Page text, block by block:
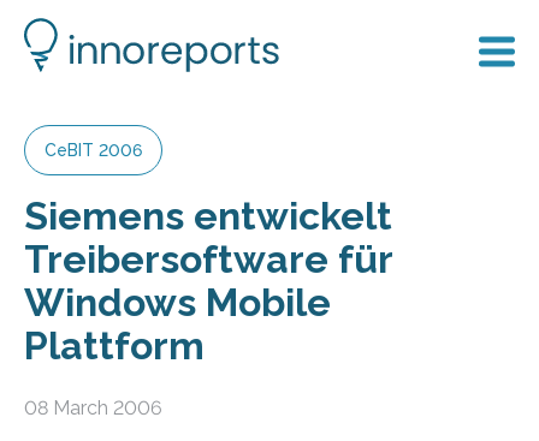
CeBIT 2006
Siemens entwickelt
Treibersoftware für
Windows Mobile
Plattform
08 March 2006